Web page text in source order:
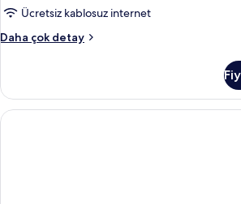
Ücretsiz kablosuz internet
Daha çok detay
Oda
detay